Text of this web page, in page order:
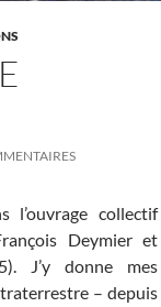
l’ouvrage collectif
Deymier et
J’y donne mes
– depuis